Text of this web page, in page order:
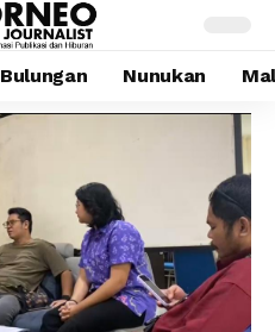
Bulungan Nunukan